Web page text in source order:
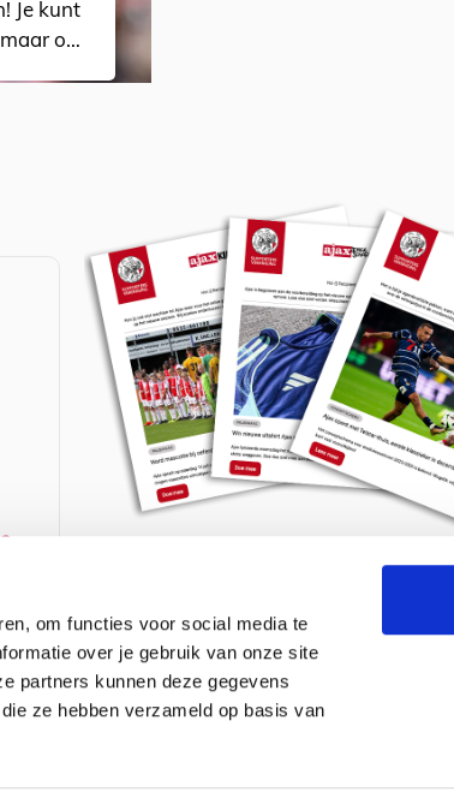
om functies voor social media te
over je gebruik van onze site
partners kunnen deze gegevens
ze hebben verzameld op basis van
Je kunt
ook
Meld je aan voor